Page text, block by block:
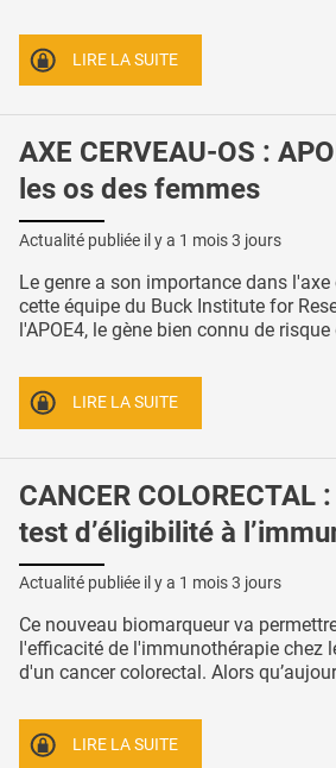
LIRE LA SUITE
AXE CERVEAU-OS :
les os des femmes
Actualité publiée il y a 1 mois 3 jours
Le genre a son importance dans
cette équipe du Buck Institute for
l'APOE4, le gène bien connu de risque
LIRE LA SUITE
CANCER COLORECTAL
test d’éligibilité à
Actualité publiée il y a 1 mois 3 jours
Ce nouveau biomarqueur va
l'efficacité de l'immunothérapie chez
d'un cancer colorectal. Alors
LIRE LA SUITE